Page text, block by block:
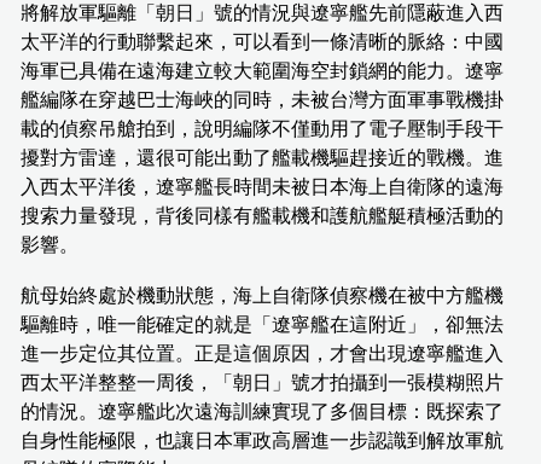
將解放軍驅離「朝日」號的情況與遼寧艦先前隱蔽進入西
太平洋的行動聯繫起來，可以看到一條清晰的脈絡：中國
海軍已具備在遠海建立較大範圍海空封鎖網的能力。遼寧
艦編隊在穿越巴士海峽的同時，未被台灣方面軍事戰機掛
載的偵察吊艙拍到，說明編隊不僅動用了電子壓制手段干
擾對方雷達，還很可能出動了艦載機驅趕接近的戰機。進
入西太平洋後，遼寧艦長時間未被日本海上自衛隊的遠海
搜索力量發現，背後同樣有艦載機和護航艦艇積極活動的
影響。
航母始終處於機動狀態，海上自衛隊偵察機在被中方艦機
驅離時，唯一能確定的就是「遼寧艦在這附近」，卻無法
進一步定位其位置。正是這個原因，才會出現遼寧艦進入
西太平洋整整一周後，「朝日」號才拍攝到一張模糊照片
的情況。遼寧艦此次遠海訓練實現了多個目標：既探索了
自身性能極限，也讓日本軍政高層進一步認識到解放軍航